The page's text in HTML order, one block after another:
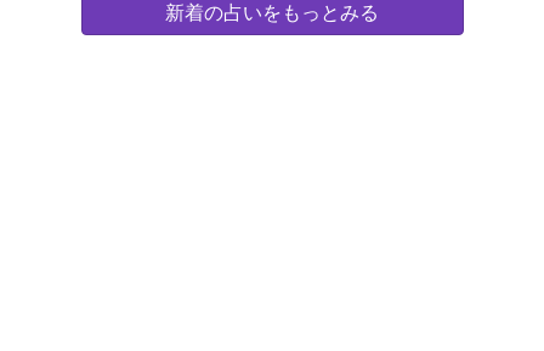
新着の占いをもっとみる